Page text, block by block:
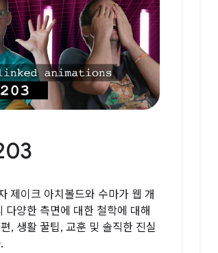
제이크 아치볼드와 수마가 웹 개
다양한 측면에 대한 철학에 대해
, 생활 꿀팁, 교훈 및 솔직한 진실